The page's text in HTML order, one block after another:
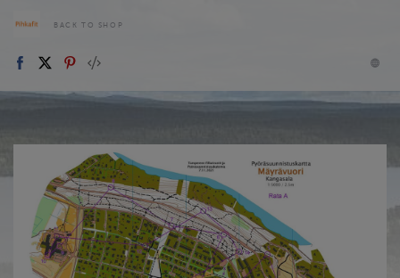
BACK TO SHOP